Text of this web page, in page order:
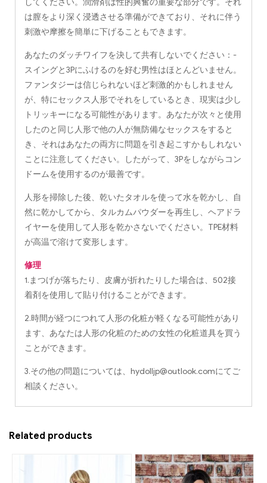
してください。潤滑剤は性的興奮の重要な部分です。それ
は膣をより深く浸透させる準備ができており、それに伴う
刺激や摩擦を簡単に下げることもできます。
あなたのダッチワイフを決して共有しないでください：-
スイングと3Pにふけるのを好む男性はほとんどいません。
ファンタジーは信じられないほど刺激的かもしれません
が、特にセックス人形でそれをしているとき、現実は少し
トリッキーになる可能性があります。あなたが次々と使用
したのと同じ人形で他の人が無防備なセックスをすると
き、それはあなたの両方に問題を引き起こすかもしれない
ことに注意してください。したがって、3Pをしながらコン
ドームを使用するのが最善です。
人形を掃除した後、乾いたタオルを使って水を乾かし、自
然に乾かしてから、タルカムパウダーを再生し、ヘアドラ
イヤーを使用して人形を乾かさないでください。TPE材料
が高温で溶けて変形します。
修理
1.まつげが落ちたり、皮膚が折れたりした場合は、502接
着剤を使用して貼り付けることができます。
2.時間が経つにつれて人形の化粧が軽くなる可能性があり
ます、あなたは人形の化粧のための女性の化粧道具を買う
ことができます。
3.その他の問題については、 hydolljp@outlook.comにてご
相談ください。
Related products